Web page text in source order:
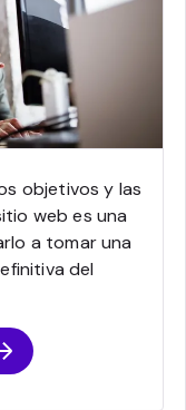
objetivos y las
web es una
a tomar una
del